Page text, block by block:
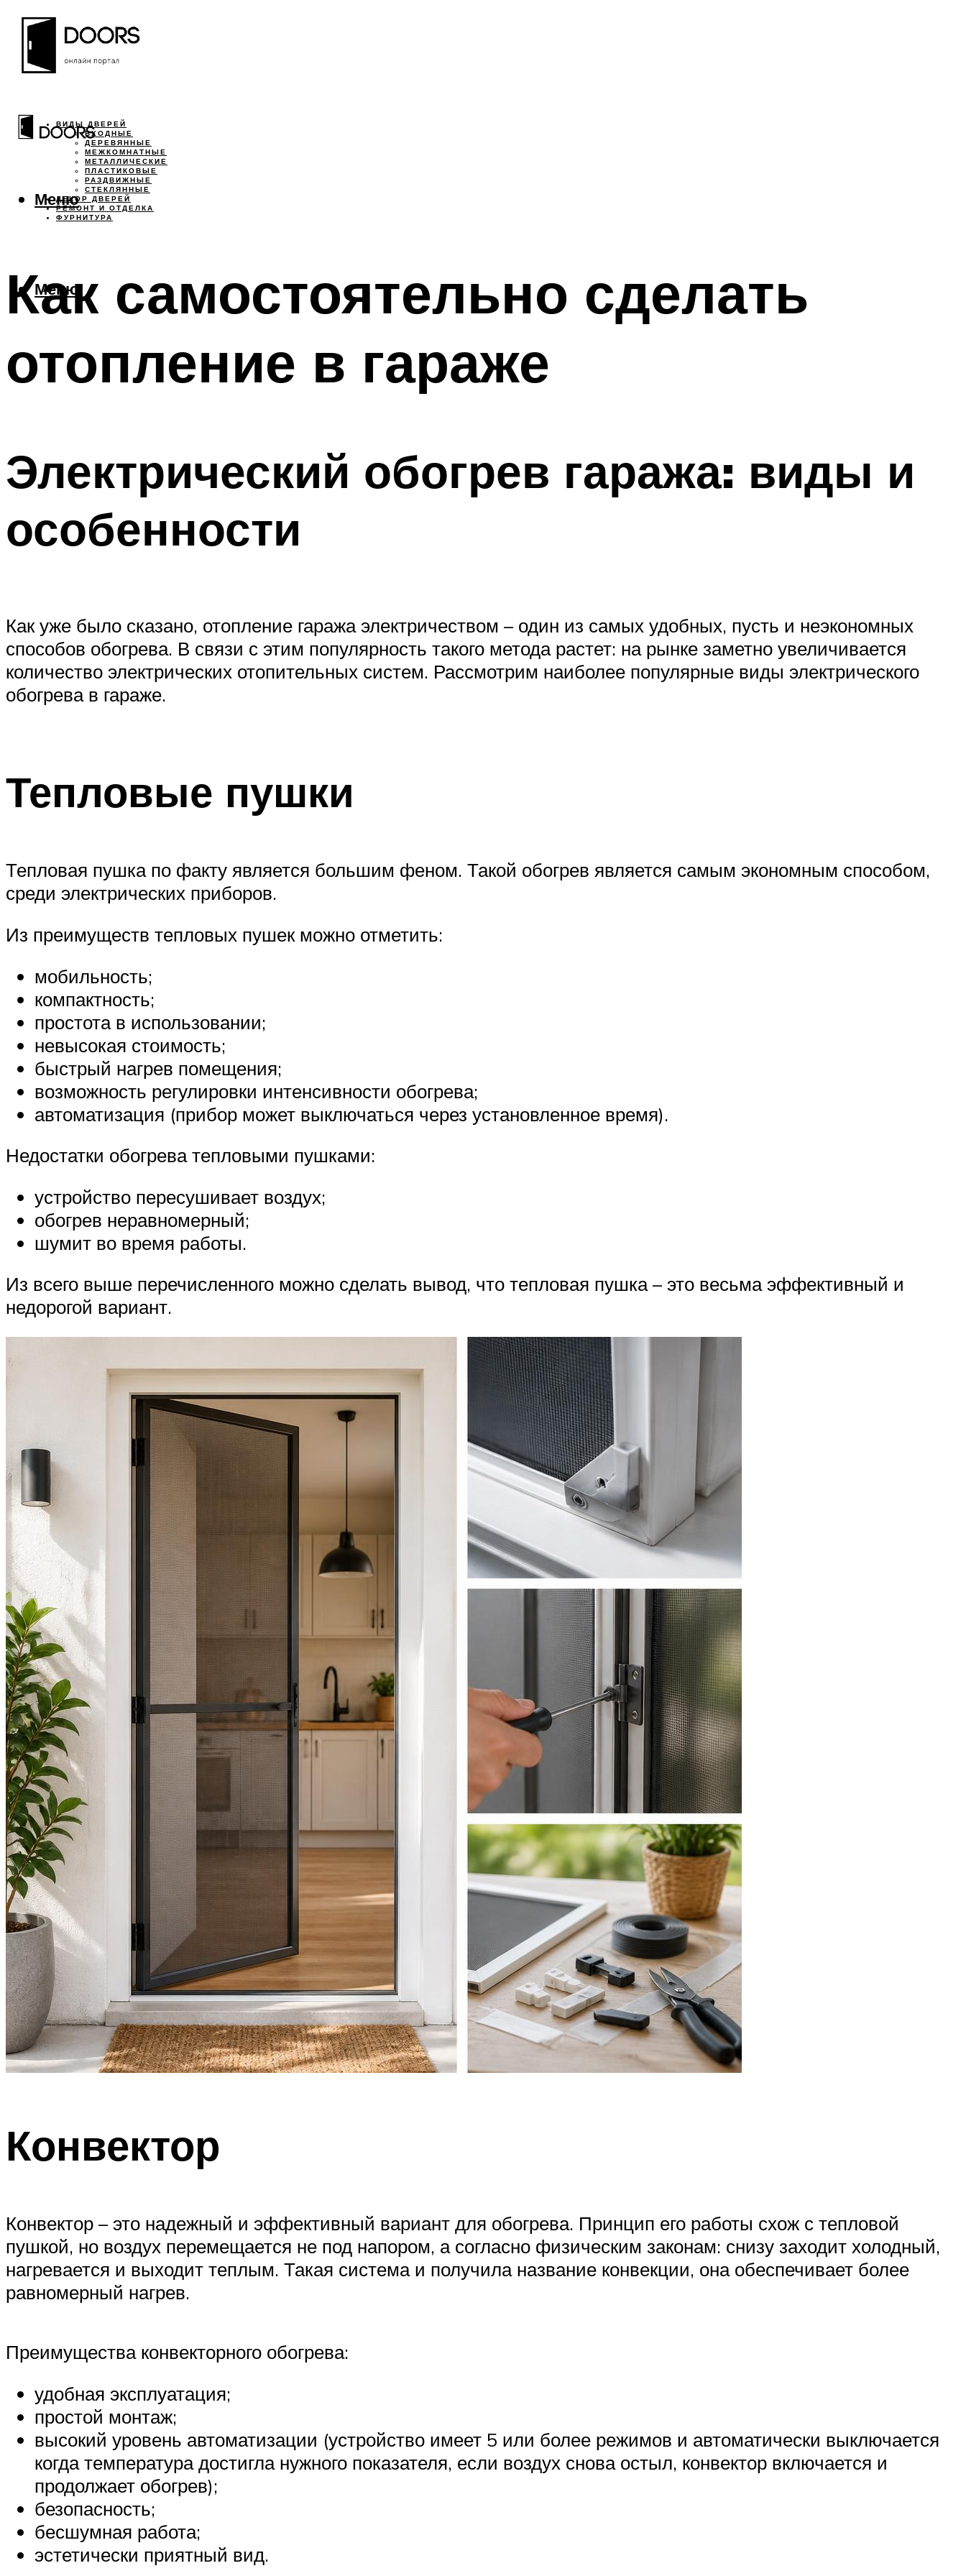
ВИДЫ ДВЕРЕЙ
ВХОДНЫЕ
ДЕРЕВЯННЫЕ
МЕЖКОМНАТНЫЕ
МЕТАЛЛИЧЕСКИЕ
ПЛАСТИКОВЫЕ
РАЗДВИЖНЫЕ
СТЕКЛЯННЫЕ
ДЕКОР ДВЕРЕЙ
РЕМОНТ И ОТДЕЛКА
ФУРНИТУРА
Меню
Меню
Как самостоятельно сделать
отопление в гараже
Электрический обогрев гаража: виды и
особенности
Как уже было сказано, отопление гаража электричеством – один из самых удобных, пусть и неэкономных
способов обогрева. В связи с этим популярность такого метода растет: на рынке заметно увеличивается
количество электрических отопительных систем. Рассмотрим наиболее популярные виды электрического
обогрева в гараже.
Тепловые пушки
Тепловая пушка по факту является большим феном. Такой обогрев является самым экономным способом,
среди электрических приборов.
Из преимуществ тепловых пушек можно отметить:
мобильность;
компактность;
простота в использовании;
невысокая стоимость;
быстрый нагрев помещения;
возможность регулировки интенсивности обогрева;
автоматизация (прибор может выключаться через установленное время).
Недостатки обогрева тепловыми пушками:
устройство пересушивает воздух;
обогрев неравномерный;
шумит во время работы.
Из всего выше перечисленного можно сделать вывод, что тепловая пушка – это весьма эффективный и
недорогой вариант.
Конвектор
Конвектор – это надежный и эффективный вариант для обогрева. Принцип его работы схож с тепловой
пушкой, но воздух перемещается не под напором, а согласно физическим законам: снизу заходит холодный,
нагревается и выходит теплым. Такая система и получила название конвекции, она обеспечивает более
равномерный нагрев.
Преимущества конвекторного обогрева:
удобная эксплуатация;
простой монтаж;
высокий уровень автоматизации (устройство имеет 5 или более режимов и автоматически выключается
когда температура достигла нужного показателя, если воздух снова остыл, конвектор включается и
продолжает обогрев);
безопасность;
бесшумная работа;
эстетически приятный вид.